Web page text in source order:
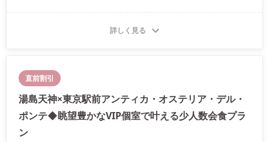
詳しく見る
直前割引
湯島天神×東京駅前アンティカ・オステリア・デル・
ポンテ◆眺望豊かなVIP個室で叶える少人数会食プラ
ン